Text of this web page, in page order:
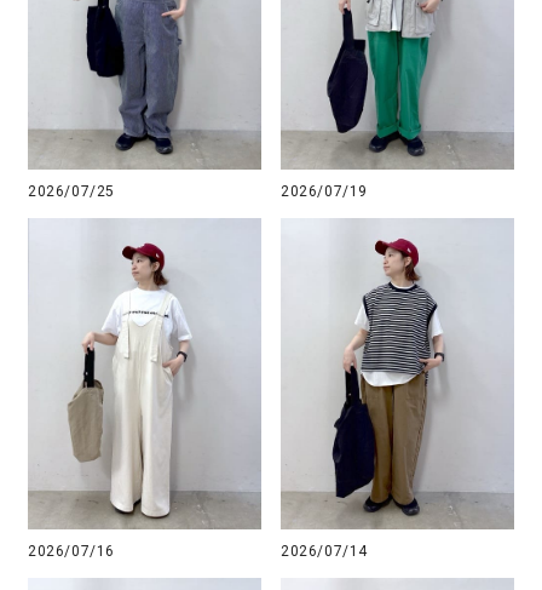
2026/07/25 2026/07/19
2026/07/16 2026/07/14